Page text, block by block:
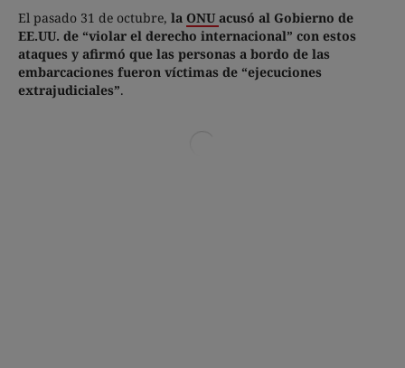
El pasado 31 de octubre, la ONU acusó al Gobierno de
EE.UU. de “violar el derecho internacional” con estos
ataques y afirmó que las personas a bordo de las
embarcaciones fueron víctimas de “ejecuciones
extrajudiciales”.